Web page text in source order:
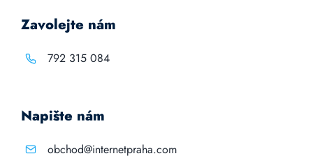
Zavolejte nám
792 315 084
Napište nám
obchod@internetpraha.com